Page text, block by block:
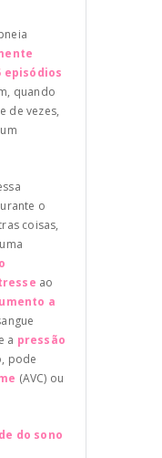
episódios
quando
de vezes,
o
coisas,
ao
a
a pressão
pode
(AVC) ou
do sono